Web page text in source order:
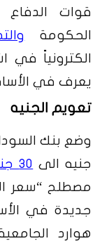
قوات الدفاع
الحكومة
الكترونياً في
يعرف في
تعويم الجنيه
جنيه الى 30 جنيه للدولار
مصطلح “سعر
جديدة في
هوارد